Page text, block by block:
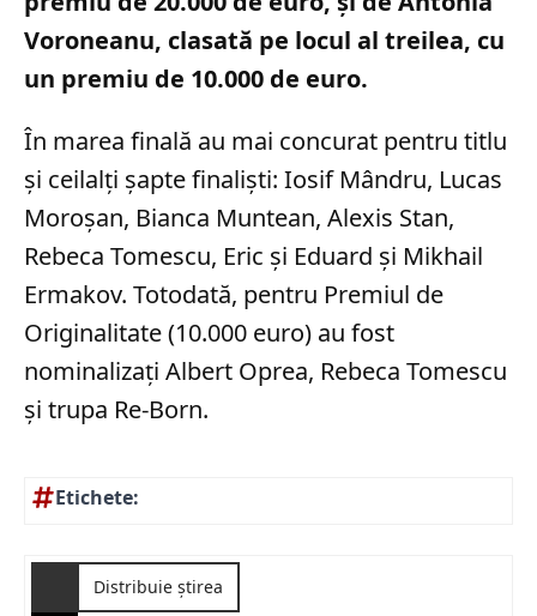
Voroneanu, clasată pe locul al treilea, cu
un premiu de 10.000 de euro.
În marea finală au mai concurat pentru titlu
și ceilalți șapte finaliști: Iosif Mândru, Lucas
Moroșan, Bianca Muntean, Alexis Stan,
Rebeca Tomescu, Eric și Eduard și Mikhail
Ermakov. Totodată, pentru Premiul de
Originalitate (10.000 euro) au fost
nominalizați Albert Oprea, Rebeca Tomescu
și trupa Re-Born.
Etichete:
Distribuie știrea